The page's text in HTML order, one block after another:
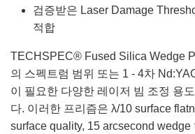
검증받은 Laser Damage
적합
TECHSPEC® Fused Silica Wedge
의 스펙트럼 범위 또는 1 - 4차
이 필요한 다양한 레이저 빔 조정 용
다. 이러한 프리즘은 λ/10 surface
surface quality, 15 arcsecond wedge